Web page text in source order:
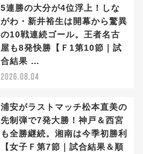
5連勝の大分が4位浮上！しな
がわ・新井裕生は開幕から驚異
の10戦連続ゴール。王者名古
屋も8発快勝【Ｆ1第10節｜試
合結果 …
2026.08.04
浦安がラストマッチ松本直美の
先制弾で7発大勝！神戸＆西宮
も全勝継続。湘南は今季初勝利
【女子Ｆ第7節｜試合結果＆順